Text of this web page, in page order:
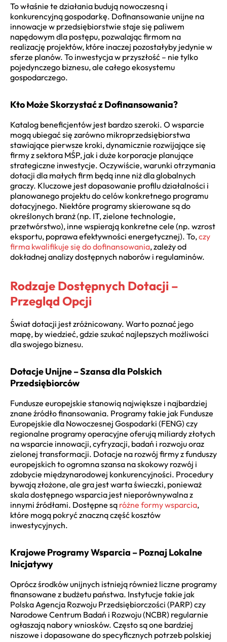
To właśnie te działania budują nowoczesną i
konkurencyjną gospodarkę. Dofinansowanie unijne na
innowacje w przedsiębiorstwie staje się paliwem
napędowym dla postępu, pozwalając firmom na
realizację projektów, które inaczej pozostałyby jedynie w
sferze planów. To inwestycja w przyszłość – nie tylko
pojedynczego biznesu, ale całego ekosystemu
gospodarczego.
Kto Może Skorzystać z Dofinansowania?
Katalog beneficjentów jest bardzo szeroki. O wsparcie
mogą ubiegać się zarówno mikroprzedsiębiorstwa
stawiające pierwsze kroki, dynamicznie rozwijające się
firmy z sektora MŚP, jak i duże korporacje planujące
strategiczne inwestycje. Oczywiście, warunki otrzymania
dotacji dla małych firm będą inne niż dla globalnych
graczy. Kluczowe jest dopasowanie profilu działalności i
planowanego projektu do celów konkretnego programu
dotacyjnego. Niektóre programy skierowane są do
określonych branż (np. IT, zielone technologie,
przetwórstwo), inne wspierają konkretne cele (np. wzrost
eksportu, poprawa efektywności energetycznej). To,czy
firma kwalifikuje się do dofinansowania, zależy od
dokładnej analizy dostępnych naborów i regulaminów.
Rodzaje Dostępnych Dotacji –
Przegląd Opcji
Świat dotacji jest zróżnicowany. Warto poznać jego
mapę, by wiedzieć, gdzie szukać najlepszych możliwości
dla swojego biznesu.
Dotacje Unijne – Szansa dla Polskich
Przedsiębiorców
Fundusze europejskie stanowią największe i najbardziej
znane źródło finansowania. Programy takie jak Fundusze
Europejskie dla Nowoczesnej Gospodarki (FENG) czy
regionalne programy operacyjne oferują miliardy złotych
na wsparcie innowacji, cyfryzacji, badań i rozwoju oraz
zielonej transformacji. Dotacje na rozwój firmy z funduszy
europejskich to ogromna szansa na skokowy rozwój i
zdobycie międzynarodowej konkurencyjności. Procedury
bywają złożone, ale gra jest warta świeczki, ponieważ
skala dostępnego wsparcia jest nieporównywalna z
innymi źródłami. Dostępne są różne formy wsparcia,
które mogą pokryć znaczną część kosztów
inwestycyjnych.
Krajowe Programy Wsparcia – Poznaj Lokalne
Inicjatywy
Oprócz środków unijnych istnieją również liczne programy
finansowane z budżetu państwa. Instytucje takie jak
Polska Agencja Rozwoju Przedsiębiorczości (PARP) czy
Narodowe Centrum Badań i Rozwoju (NCBR) regularnie
ogłaszają nabory wniosków. Często są one bardziej
niszowe i dopasowane do specyficznych potrzeb polskiej